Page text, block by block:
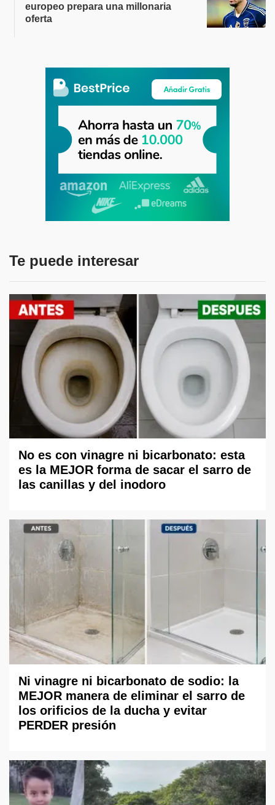
europeo prepara una millonaria
oferta
Te puede interesar
No es con vinagre ni bicarbonato: esta
es la MEJOR forma de sacar el sarro de
las canillas y del inodoro
Ni vinagre ni bicarbonato de sodio: la
MEJOR manera de eliminar el sarro de
los orificios de la ducha y evitar
PERDER presión